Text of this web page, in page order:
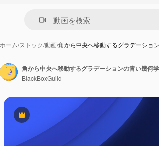
ホーム/ストック/動画/角から中央へ移動するグラデーショ
Premium
角から中央へ移動するグラデーションの青い幾何
BlackBoxGuild